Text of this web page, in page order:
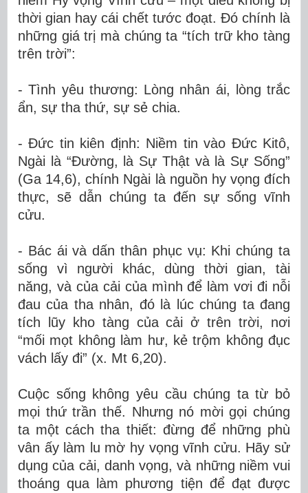
thời gian hay cái chết tước đoạt. Đó chính là
những giá trị mà chúng ta “tích trữ kho tàng
trên trời”:
-Tình yêu thương: Lòng nhân ái, lòng trắc
ẩn, sự tha thứ, sự sẻ chia.
-Đức tin kiên định: Niềm tin vào Đức Kitô,
Ngài là “Đường, là Sự Thật và là Sự Sống”
(Ga 14,6),chính Ngài là nguồn hy vọng đích
thực, sẽ dẫn chúng ta đến sự sống vĩnh
cửu.
- Bác ái vàdấn thân phục vụ: Khi chúng ta
sống vì người khác, dùng thời gian, tài
năng, và của cải của mình để làm vơi đi nỗi
đau của tha nhân, đó là lúc chúng ta đang
tích lũy kho tàng của cải ở trên trời, nơi
“mối mọt không làm hư, kẻ trộm không đục
vách lấy đi” (x. Mt 6,20).
Cuộc sống không yêu cầu chúng ta từ bỏ
mọi thứ trần thế. Nhưng nó mời gọi chúng
ta một cách tha thiết: đừng để những phù
vân ấy làm lu mờ hy vọng vĩnh cửu. Hãy sử
dụng của cải, danh vọng, và những niềm vui
thoáng qua làm phương tiện để đạt được